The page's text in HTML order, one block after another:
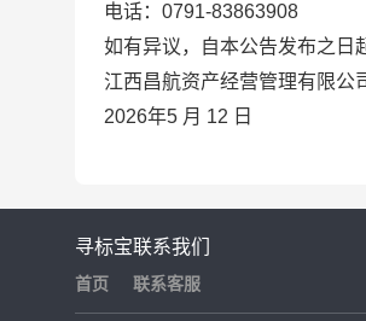
电话：0791-83863908
如有异议，自本公告发布之日
江西昌航资产经营管理有限公
2026年5 月 12 日
寻标宝
首页
联系我们
联系客服